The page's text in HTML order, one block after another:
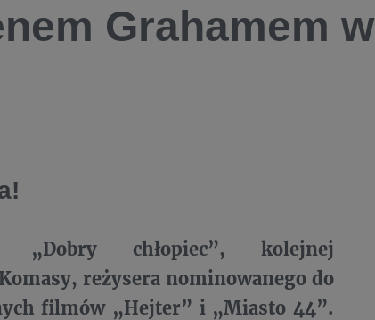
Grahamem w
chłopiec”, kolejnej
reżysera nominowanego do
filmów „Hejter” i „Miasto 44”.